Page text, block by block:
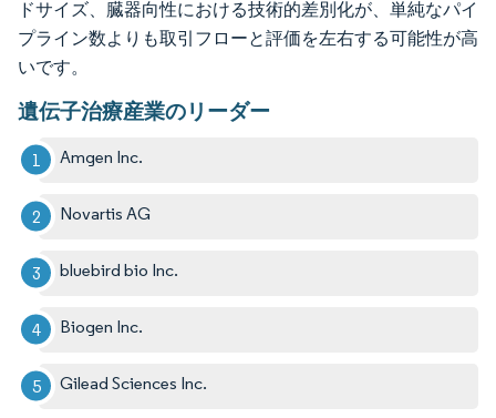
ドサイズ、臓器向性における技術的差別化が、単純なパイ
プライン数よりも取引フローと評価を左右する可能性が高
いです。
遺伝子治療産業のリーダー
Amgen Inc.
Novartis AG
bluebird bio Inc.
Biogen Inc.
Gilead Sciences Inc.